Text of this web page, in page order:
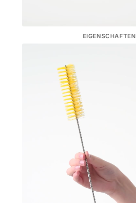
EIGENSCHAFTEN